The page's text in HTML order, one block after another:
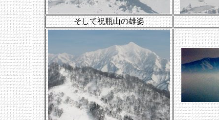
そして祝瓶山の雄姿